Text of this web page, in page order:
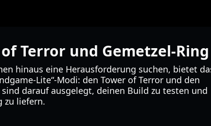
Terror und Gemetzel-Ring
hinaus eine Herausforderung suchen, bietet
Lite“-Modi: den Tower of Terror und den
darauf ausgelegt, deinen Build zu testen und
zu liefern.